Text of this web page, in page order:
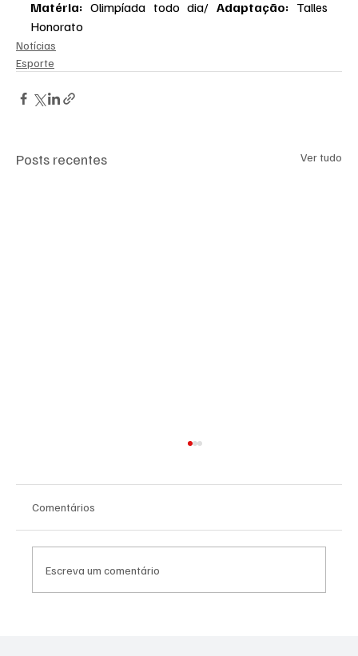
Matéria: Olimpíada todo dia/ Adaptação: Talles
Honorato
Notícias
Esporte
Posts recentes Ver tudo
Comentários
Escreva um comentário